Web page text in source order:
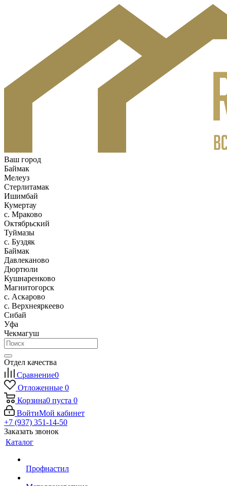
Ваш город
Баймак
Мелеуз
Стерлитамак
Ишимбай
Кумертау
c. Мраково
Октябрьский
Туймазы
c. Буздяк
Баймак
Давлеканово
Дюртюли
Кушнаренково
Магнитогорск
с. Аскарово
с. Верхнеяркеево
Сибай
Уфа
Чекмагуш
Отдел качества
Сравнение0
Отложенные 0
Корзина0 пуста 0
ВойтиМой кабинет
+7 (937) 351-14-50
Заказать звонок
Каталог
Профнастил